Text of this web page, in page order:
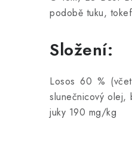
podobě tuku,
Složení:
Losos 60 %
slunečnicový olej,
juky 190 mg/kg